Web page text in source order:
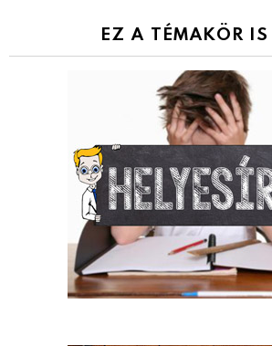
EZ A TÉMAKÖR